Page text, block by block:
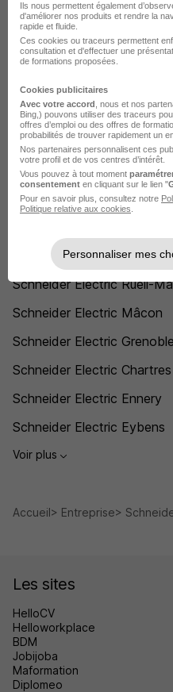
Technicien
Conducteur de ligne
Opérateur chimie Schneider
Project manager Schneider
Technicien d'essais
Voir plus
Voir toutes les offres par
L'emploi chez
Schneider Electric Rueil-
Schneider Electric Mâcon
Schneider Electric Grenoble
Schneider Electric Chartres
Schneider Electric Ennery
Schneider Electric Eybens
Voir plus
Accueil Entreprise
Les sites
HelloCV
Helloworkplace
BDM
Jobijoba
Maformation
Diplomeo
Ils nous permettent également
d'améliorer nos produits et rendre la
rapide et fluide.
Ces cookies ou traceurs permettent
consultation et d'effectuer une
de formations proposées.
Cookies publicitaires
Avec votre accord , nous et nos
Bing,) pouvons utiliser des traceurs
offres d’emploi ou des offres de
probabilités de trouver rapidement un
Nos partenaires personnalisent ces
votre profil et de vos centres d’intérêt.
Vous pouvez à tout moment
consentement en cliquant sur le lien "
Pour en savoir plus, consultez notre
Politique relative aux cookies
Personnaliser mes